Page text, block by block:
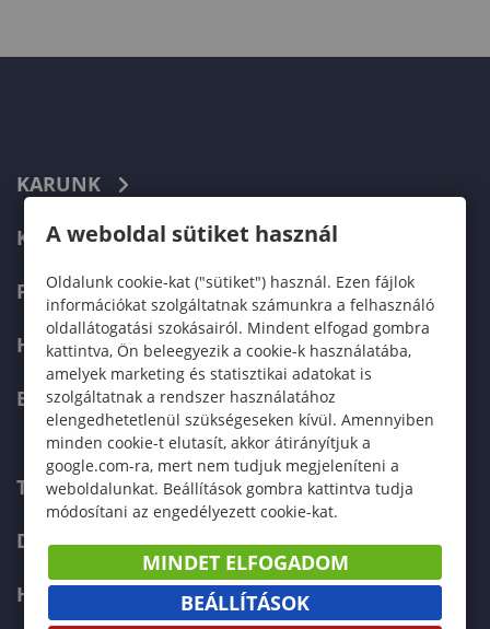
KARUNK
KÉPZÉSEK
FELVÉTELIZŐKNEK
HALLGATÓKNAK
ERASMUS+
TELEFONKÖNYV
DOKUMENTUMOK
HÍREK
A weboldal sütiket használ
Oldalunk cookie-kat ("sütiket") használ. Ezen fájlok
információkat szolgáltatnak számunkra a felhasználó
oldallátogatási szokásairól. Mindent elfogad gombra
kattintva, Ön beleegyezik a cookie-k használatába,
amelyek marketing és statisztikai adatokat is
szolgáltatnak a rendszer használatához
elengedhetetlenül szükségeseken kívül. Amennyiben
minden cookie-t elutasít, akkor átirányítjuk a
google.com-ra, mert nem tudjuk megjeleníteni a
weboldalunkat. Beállítások gombra kattintva tudja
módosítani az engedélyezett cookie-kat.
MINDET ELFOGADOM
BEÁLLÍTÁSOK